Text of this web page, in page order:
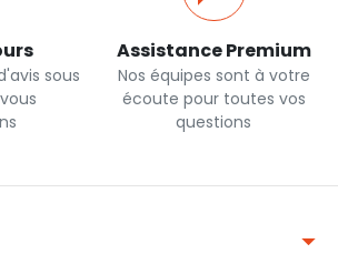
sous
Assistance Premium
Nos équipes sont à votre
écoute pour toutes vos
questions